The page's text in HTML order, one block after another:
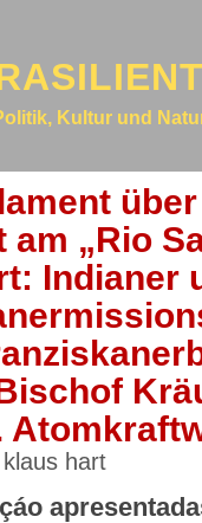
Kultur und
„Rio
Indianer
hart